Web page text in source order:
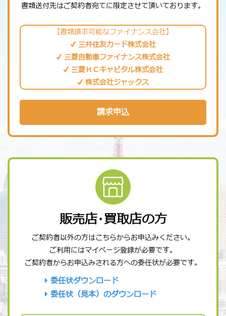
書類送付先はご契約者宛てに限定させて頂いております。
【書類請求可能なファイナンス会社】
✔ 三井住友カード株式会社
✔ 三菱自動車ファイナンス株式会社
✔ 三菱ＨＣキャピタル株式会社
✔ 株式会社ジャックス
請求申込
販売店･買取店の方
ご契約者以外の方はこちらからお申込みください。
ご利用にはマイページ登録が必要です。
ご契約者からお申込みされる方への委任状が必要です。
委任状ダウンロード
委任状（見本）のダウンロード